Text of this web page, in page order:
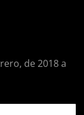
de 2018 a